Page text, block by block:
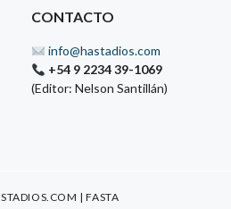
CONTACTO
info@hastadios.com
+54 9 2234 39-1069
(Editor: Nelson Santillán)
| FASTA